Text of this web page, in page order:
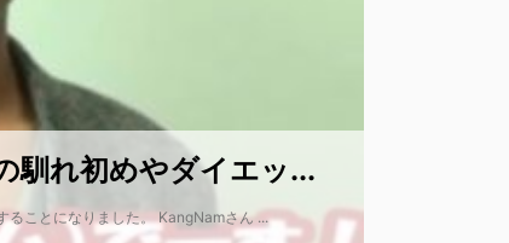
馴れ初めやダイエッ...
ることになりました。 KangNamさん ...